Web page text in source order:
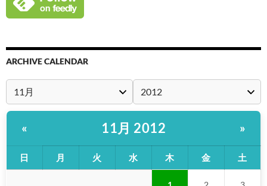
ARCHIVE CALENDAR
« 11月 2012 »
日 月 火 水 木 金 土